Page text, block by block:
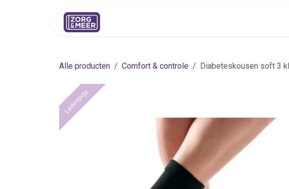
Alle producten Comfort & controle Diabeteskousen soft 3
Ledenprijs